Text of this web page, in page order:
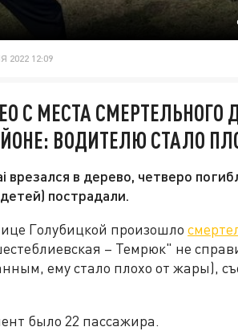
2022 12:09
С МЕСТА СМЕРТЕЛЬНОГО
ВОДИТЕЛЮ СТАЛО
врезался в дерево, четверо
пострадали.
Голубицкой произошло
– Темрюк" не
ему стало плохо от жары),
было 22 пассажира.